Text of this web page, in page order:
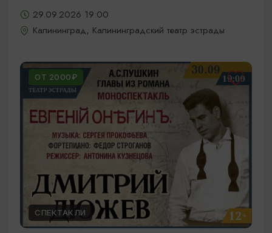
29.09.2026 19:00
Калининград, Калининградский театр эстрады
ОТ 2000₽
СПЕКТАКЛИ